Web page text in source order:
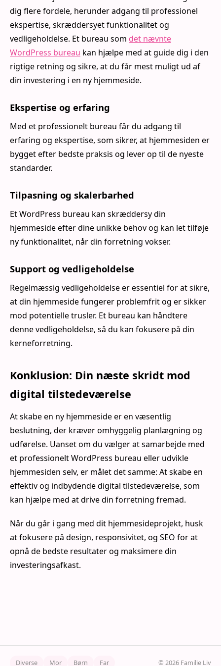
dig flere fordele, herunder adgang til professionel
ekspertise, skræddersyet funktionalitet og
vedligeholdelse. Et bureau som det nævnte
WordPress bureau kan hjælpe med at guide dig i den
rigtige retning og sikre, at du får mest muligt ud af
din investering i en ny hjemmeside.
Ekspertise og erfaring
Med et professionelt bureau får du adgang til
erfaring og ekspertise, som sikrer, at hjemmesiden er
bygget efter bedste praksis og lever op til de nyeste
standarder.
Tilpasning og skalerbarhed
Et WordPress bureau kan skræddersy din
hjemmeside efter dine unikke behov og kan let tilføje
ny funktionalitet, når din forretning vokser.
Support og vedligeholdelse
Regelmæssig vedligeholdelse er essentiel for at sikre,
at din hjemmeside fungerer problemfrit og er sikker
mod potentielle trusler. Et bureau kan håndtere
denne vedligeholdelse, så du kan fokusere på din
kerneforretning.
Konklusion: Din næste skridt mod
digital tilstedeværelse
At skabe en ny hjemmeside er en væsentlig
beslutning, der kræver omhyggelig planlægning og
udførelse. Uanset om du vælger at samarbejde med
et professionelt WordPress bureau eller udvikle
hjemmesiden selv, er målet det samme: At skabe en
effektiv og indbydende digital tilstedeværelse, som
kan hjælpe med at drive din forretning fremad.
Når du går i gang med dit hjemmesideprojekt, husk
at fokusere på design, responsivitet, og SEO for at
opnå de bedste resultater og maksimere din
investeringsafkast.
Diverse Mor Børn Far © 2026 Familie Liv